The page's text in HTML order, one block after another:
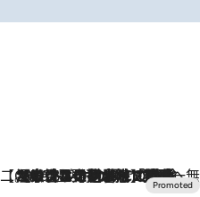
【CREA×星野リゾート】唯一無二。癒しと発見が待つ場所へ
2026.8.7
【トンボの足水浴】ヒノキの香りに包まれて涼感マックス！約13℃の湧水かけ流しを避暑地「星野温泉 トンボの湯」で体験